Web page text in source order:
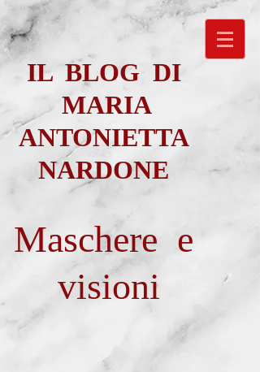
IL BLOG DI
MARIA
ANTONIETTA
NARDONE
Maschere e
visioni